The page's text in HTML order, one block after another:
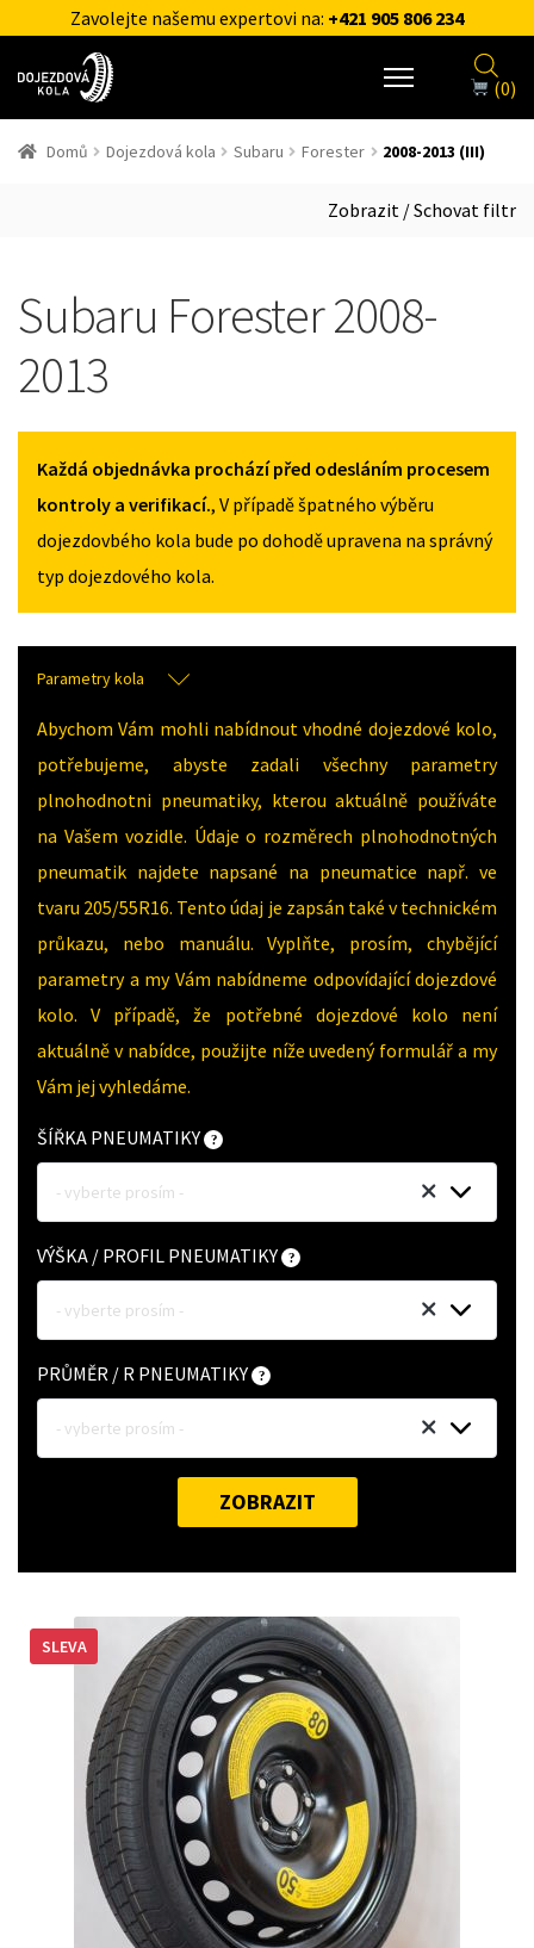
Zavolejte našemu expertovi na: +421 905 806 234
(0)
Domů Dojezdová kola Subaru Forester 2008-2013 (III)
Zobrazit / Schovat filtr
Subaru Forester 2008-
2013
Každá objednávka prochází před odesláním procesem
kontroly a verifikací., V případě špatného výběru
dojezdovbého kola bude po dohodě upravena na správný
typ dojezdového kola.
Parametry kola
Abychom Vám mohli nabídnout vhodné dojezdové kolo,
potřebujeme, abyste zadali všechny parametry
plnohodnotni pneumatiky, kterou aktuálně používáte
na Vašem vozidle. Údaje o rozměrech plnohodnotných
pneumatik najdete napsané na pneumatice např. ve
tvaru 205/55R16. Tento údaj je zapsán také v technickém
průkazu, nebo manuálu. Vyplňte, prosím, chybějící
parametry a my Vám nabídneme odpovídající dojezdové
kolo. V případě, že potřebné dojezdové kolo není
aktuálně v nabídce, použijte níže uvedený formulář a my
Vám jej vyhledáme.
ŠÍŘKA PNEUMATIKY
- vyberte prosím -
VÝŠKA / PROFIL PNEUMATIKY
- vyberte prosím -
PRŮMĚR / R PNEUMATIKY
- vyberte prosím -
ZOBRAZIT
SLEVA